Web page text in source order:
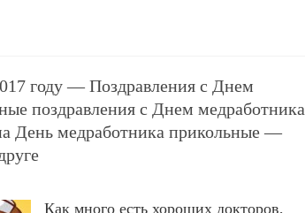
году — Поздравления с Днем
поздравления с Днем медработника
День медработника прикольные —
Как много есть хороших докторов,